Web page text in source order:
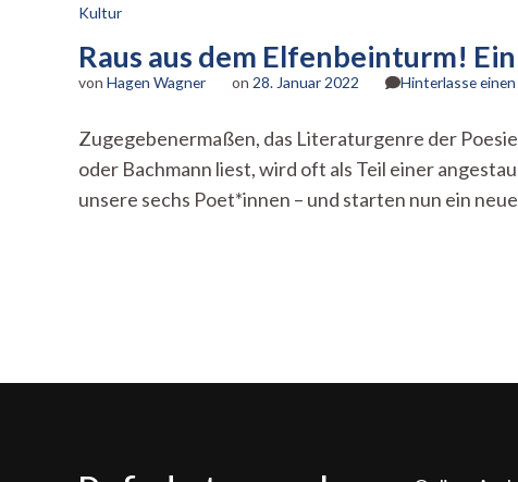
Kultur
Raus aus dem Elfenbeinturm!
von Hagen Wagner on 28. Januar 2022 Hinterlasse
Zugegebenermaßen, das Literaturgenre der
oder Bachmann liest, wird oft als Teil einer
unsere sechs Poet*innen – und starten nun ein